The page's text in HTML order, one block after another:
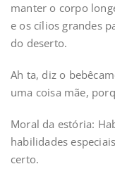
manter o corpo
e os cílios grandes
do deserto.
Ah ta, diz o
uma coisa mãe,
Moral da estória:
habilidades
certo.